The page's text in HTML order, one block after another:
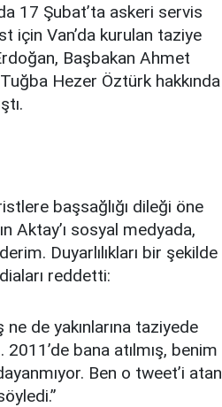
17 Şubat’ta askeri servis
için Van’da kurulan taziye
Başbakan Ahmet
Hezer Öztürk hakkında
başsağlığı dileği öne
Aktay’ı sosyal medyada,
Duyarlılıkları bir şekilde
reddetti:
ne de yakınlarına taziyede
bana atılmış, benim
Ben o tweet’i atan